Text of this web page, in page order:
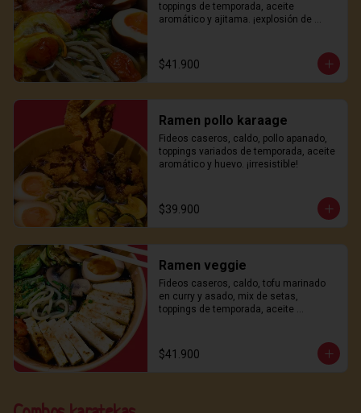
toppings de temporada, aceite
aromático y ajitama. ¡explosión de
$41.900
Ramen pollo karaage
Fideos caseros, caldo, pollo apanado,
toppings variados de temporada, aceite
aromático y huevo. ¡irresistible!
$39.900
Ramen veggie
Fideos caseros, caldo, tofu marinado
en curry y asado, mix de setas,
toppings de temporada, aceite
$41.900